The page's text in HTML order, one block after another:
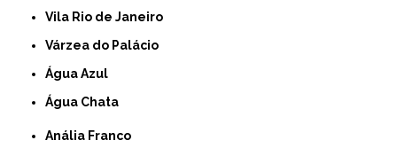
Vila Rio de Janeiro
Várzea do Palácio
Água Azul
Água Chata
Anália Franco